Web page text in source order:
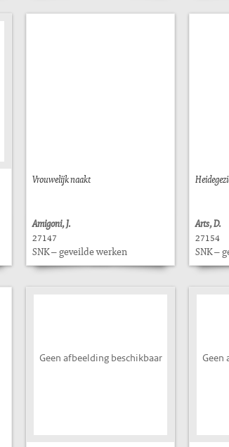
Vrouwelijk naakt
Amigoni, J.
27147
SNK – geveilde werken
Arts, D.
27154
SNK –
Geen afbeelding beschikbaar Geen